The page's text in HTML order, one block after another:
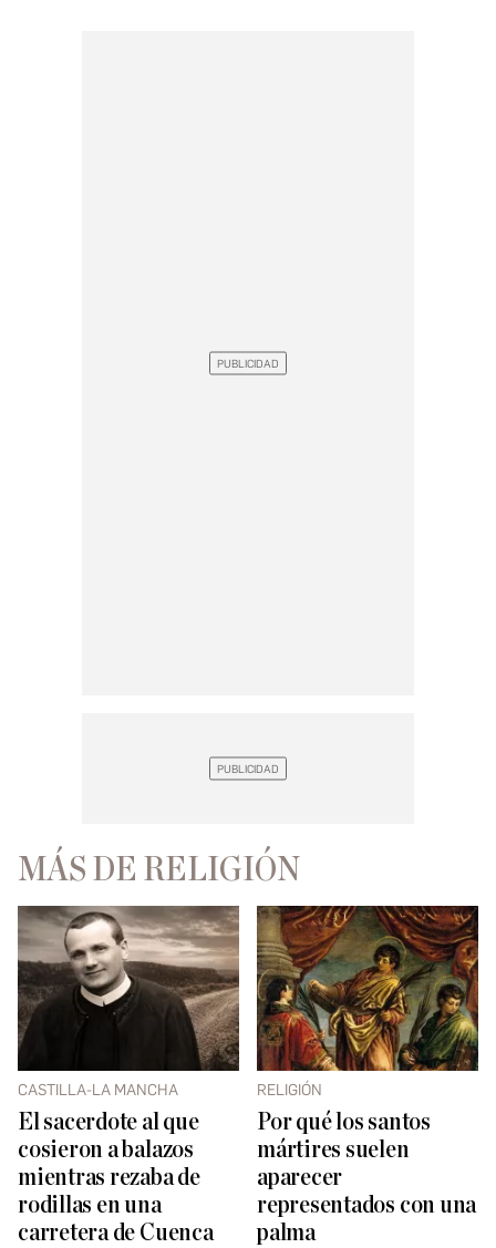
MÁS DE RELIGIÓN
CASTILLA-LA MANCHA
El sacerdote al que
cosieron a balazos
mientras rezaba de
rodillas en una
carretera de Cuenca
RELIGIÓN
Por qué los santos
mártires suelen
aparecer
representados con una
palma